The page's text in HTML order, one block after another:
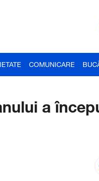
COMUNICARE
a